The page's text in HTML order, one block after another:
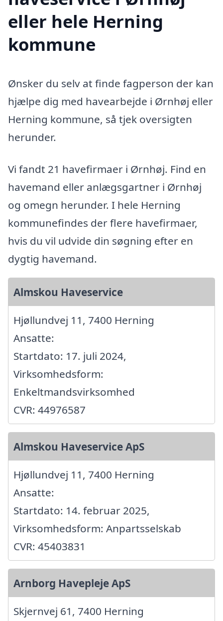
eller hele Herning
kommune
Ønsker du selv at finde fagperson der kan
hjælpe dig med havearbejde i Ørnhøj eller
Herning kommune, så tjek oversigten
herunder.
Vi fandt 21 havefirmaer i Ørnhøj. Find en
havemand eller anlægsgartner i Ørnhøj
og omegn herunder. I hele Herning
kommunefindes der flere havefirmaer,
hvis du vil udvide din søgning efter en
dygtig havemand.
Almskou Haveservice
Hjøllundvej 11, 7400 Herning
Ansatte:
Startdato: 17. juli 2024,
Virksomhedsform:
Enkeltmandsvirksomhed
CVR: 44976587
Almskou Haveservice ApS
Hjøllundvej 11, 7400 Herning
Ansatte:
Startdato: 14. februar 2025,
Virksomhedsform: Anpartsselskab
CVR: 45403831
Arnborg Havepleje ApS
Skjernvej 61, 7400 Herning